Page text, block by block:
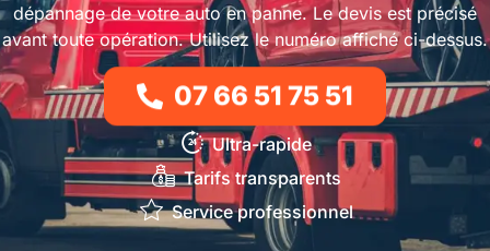
dépannage de votre auto en panne. Le devis est précisé
avant toute opération. Utilisez le numéro affiché ci-dessus.
07 66 51 75 51
Ultra-rapide
Tarifs transparents
Service professionnel